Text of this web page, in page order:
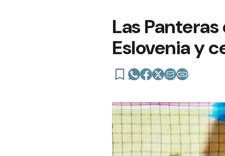
Las
Eslovenia y